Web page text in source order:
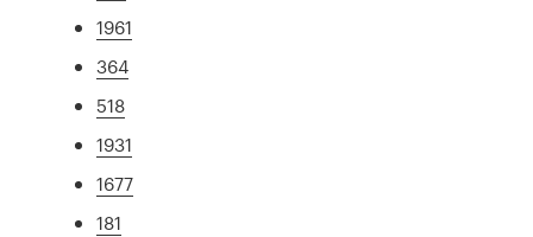
1961
364
518
1931
1677
181